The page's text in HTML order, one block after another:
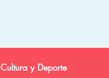
Cultura y Deporte